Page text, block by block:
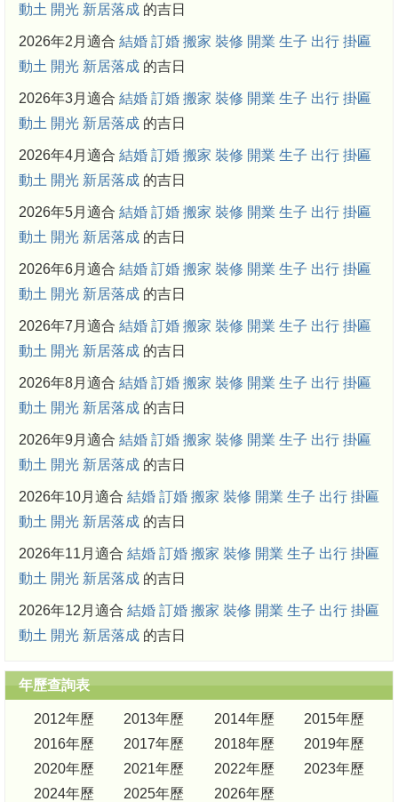
動土 開光 新居落成 的吉日
2026年2月適合 結婚 訂婚 搬家 裝修 開業 生子 出行 掛匾
動土 開光 新居落成 的吉日
2026年3月適合 結婚 訂婚 搬家 裝修 開業 生子 出行 掛匾
動土 開光 新居落成 的吉日
2026年4月適合 結婚 訂婚 搬家 裝修 開業 生子 出行 掛匾
動土 開光 新居落成 的吉日
2026年5月適合 結婚 訂婚 搬家 裝修 開業 生子 出行 掛匾
動土 開光 新居落成 的吉日
2026年6月適合 結婚 訂婚 搬家 裝修 開業 生子 出行 掛匾
動土 開光 新居落成 的吉日
2026年7月適合 結婚 訂婚 搬家 裝修 開業 生子 出行 掛匾
動土 開光 新居落成 的吉日
2026年8月適合 結婚 訂婚 搬家 裝修 開業 生子 出行 掛匾
動土 開光 新居落成 的吉日
2026年9月適合 結婚 訂婚 搬家 裝修 開業 生子 出行 掛匾
動土 開光 新居落成 的吉日
2026年10月適合 結婚 訂婚 搬家 裝修 開業 生子 出行 掛匾
動土 開光 新居落成 的吉日
2026年11月適合 結婚 訂婚 搬家 裝修 開業 生子 出行 掛匾
動土 開光 新居落成 的吉日
2026年12月適合 結婚 訂婚 搬家 裝修 開業 生子 出行 掛匾
動土 開光 新居落成 的吉日
年歷查詢表
2012年歷 2013年歷 2014年歷
2015年歷
2016年歷
2017年歷 2018年歷
2019年歷
2020年歷
2021年歷 2022年歷
2023年歷
2024年歷
2025年歷 2026年歷